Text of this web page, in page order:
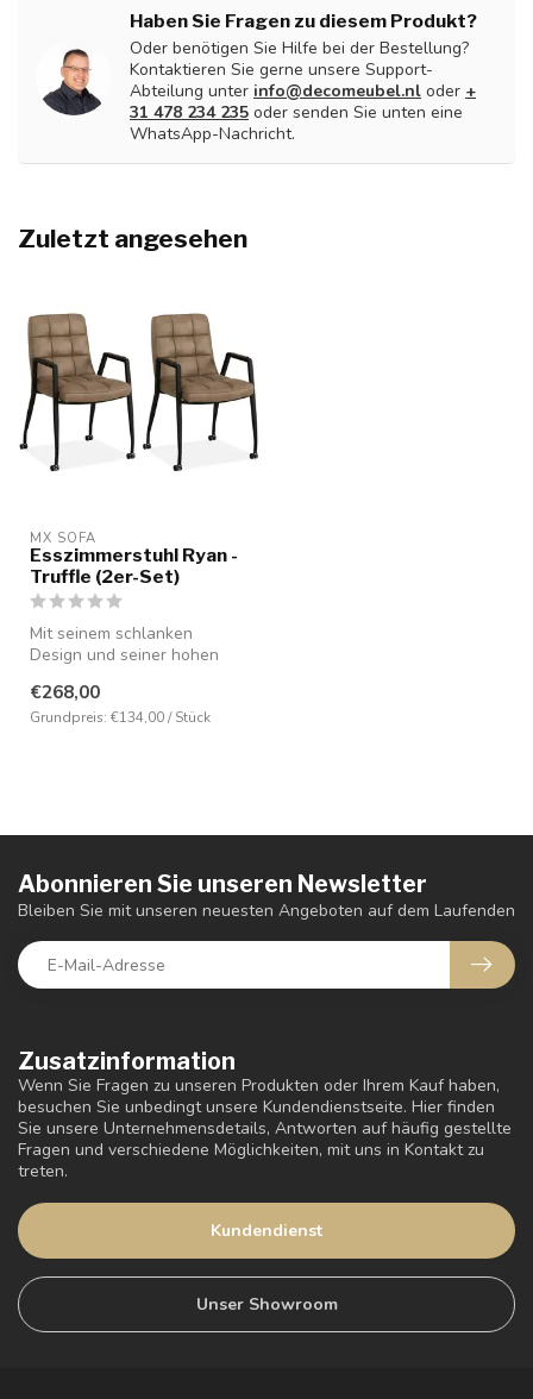
Haben Sie Fragen zu diesem Produkt?
Oder benötigen Sie Hilfe bei der Bestellung?
Kontaktieren Sie gerne unsere Support-
Abteilung unter info@decomeubel.nl oder +
31 478 234 235 oder senden Sie unten eine
WhatsApp-Nachricht.
Zuletzt angesehen
MX SOFA
Esszimmerstuhl Ryan -
Truffle (2er-Set)
Mit seinem schlanken
Design und seiner hohen
nicht n...
€268,00
Grundpreis: €134,00 / Stück
Zusatzinformation
Wenn Sie Fragen zu unseren Produkten oder Ihrem Kauf haben,
besuchen Sie unbedingt unsere Kundendienstseite. Hier finden
Sie unsere Unternehmensdetails, Antworten auf häufig gestellte
Fragen und verschiedene Möglichkeiten, mit uns in Kontakt zu
treten.
Kundendienst
Unser Showroom
Abonnieren Sie unseren Newsletter
Bleiben Sie mit unseren neuesten Angeboten auf dem Laufenden